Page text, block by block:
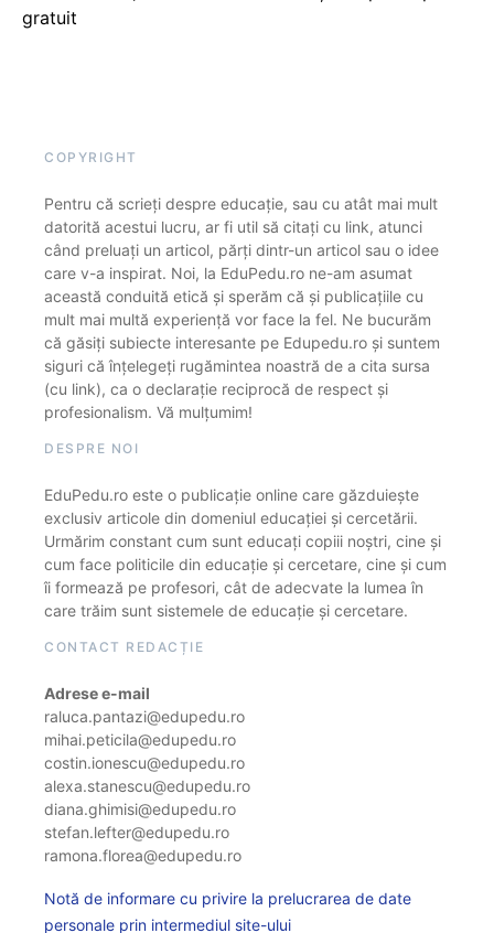
gratuit
COPYRIGHT
Pentru că scrieți despre educație, sau cu atât mai mult
datorită acestui lucru, ar fi util să citați cu link, atunci
când preluați un articol, părți dintr-un articol sau o idee
care v-a inspirat. Noi, la EduPedu.ro ne-am asumat
această conduită etică și sperăm că și publicațiile cu
mult mai multă experiență vor face la fel. Ne bucurăm
că găsiți subiecte interesante pe Edupedu.ro și suntem
siguri că înțelegeți rugămintea noastră de a cita sursa
(cu link), ca o declarație reciprocă de respect și
profesionalism. Vă mulțumim!
DESPRE NOI
EduPedu.ro este o publicație online care găzduiește
exclusiv articole din domeniul educației și cercetării.
Urmărim constant cum sunt educați copiii noștri, cine și
cum face politicile din educație și cercetare, cine și cum
îi formează pe profesori, cât de adecvate la lumea în
care trăim sunt sistemele de educație și cercetare.
CONTACT REDACȚIE
Adrese e-mail
raluca.pantazi@edupedu.ro
mihai.peticila@edupedu.ro
costin.ionescu@edupedu.ro
alexa.stanescu@edupedu.ro
diana.ghimisi@edupedu.ro
stefan.lefter@edupedu.ro
ramona.florea@edupedu.ro
Notă de informare cu privire la prelucrarea de date
personale prin intermediul site-ului